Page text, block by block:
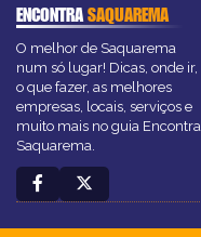
ENCONTRASAQUAREMA
O melhor de Saquarema
num só lugar! Dicas, onde ir,
o que fazer, as melhores
empresas, locais, serviços e
muito mais no guia Encontra
Saquarema.